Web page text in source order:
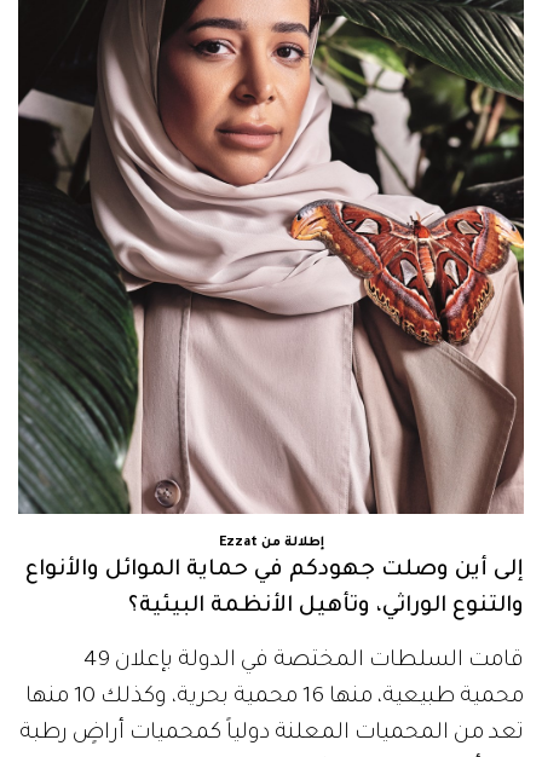
إطلالة من Ezzat
إلى أين وصلت جهودكم في حماية الموائل والأنواع
والتنوع الوراثي، وتأهيل الأنظمة البيئية؟
قامت السلطات المختصة في الدولة بإعلان 49
محمية طبيعية، منها 16 محمية بحرية، وكذلك 10 منها
تعد من المحميات المعلنة دولياً كمحميات أراضٍ رطبة